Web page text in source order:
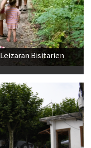
Bisitarien